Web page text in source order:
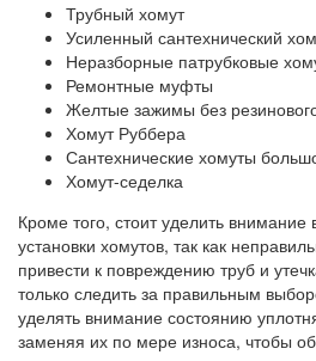
Трубный хомут
Усиленный сантехнический
Неразборные патрубковые
Ремонтные муфты
Желтые зажимы без
Хомут Руббера
Сантехнические хомуты
Хомут-седелка
Кроме того, стоит уделить внимание
установки хомутов, так как
привести к повреждению труб и
только следить за правильным
уделять внимание состоянию
заменяя их по мере износа, чтобы